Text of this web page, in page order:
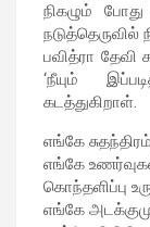
நிகழும்
நடுத்தெருவில்
பவித்ரா
‘நீயும்
கடத்துகிறாள்.
எங்கே
எங்கே
கொந்தளிப்பு
எங்கே